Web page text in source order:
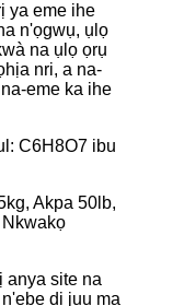
ya eme ihe
n'ọgwụ, ụlọ
na ụlọ ọrụ
nri, a na-
eme ka ihe
C6H8O7 ibu
Akpa 50lb,
anya site na
dị jụụ ma